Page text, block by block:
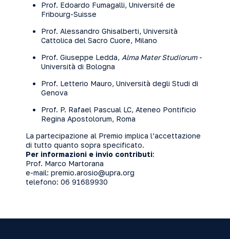
Prof. Edoardo Fumagalli, Université de
Fribourg-Suisse
Prof. Alessandro Ghisalberti, Università
Cattolica del Sacro Cuore, Milano
Prof. Giuseppe Ledda, Alma Mater Studiorum-
Università di Bologna
Prof. Letterio Mauro, Università degli Studi di
Genova
Prof. P. Rafael Pascual LC, Ateneo Pontificio
Regina Apostolorum, Roma
La partecipazione al Premio implica l’accettazione
di tutto quanto sopra specificato.
Per informazioni e invio contributi:
Prof. Marco Martorana
e-mail: premio.arosio@upra.org
telefono: 06 91689930